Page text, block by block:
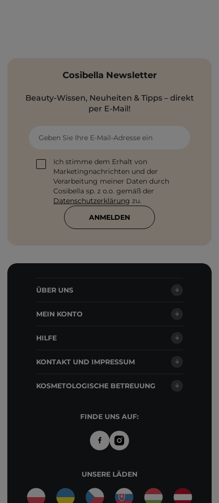
Cosibella Newsletter
Beauty-Wissen, Neuheiten & Tipps – direkt
per E-Mail!
Geben Sie Ihre E-Mail-Adresse ein
Ich stimme dem Erhalt von
Marketingnachrichten und der
Verarbeitung meiner Daten durch
Cosibella sp. z o.o. gemäß der
Datenschutzerklärung zu.
ANMELDEN
ÜBER UNS
MEIN KONTO
HILFE
KONTAKT UND IMPRESSUM
KOSMETOLOGISCHE BETREUUNG
FINDE UNS AUF:
UNSERE LÄDEN